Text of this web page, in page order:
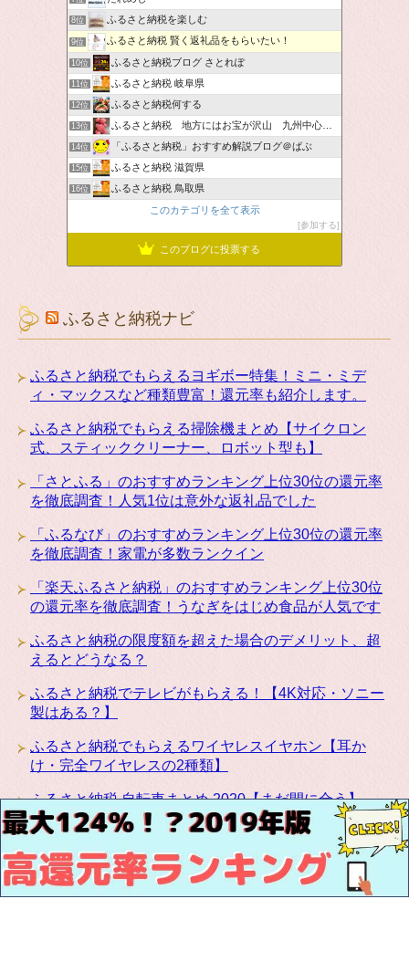
8位 ふるさと納税を楽しむ
9位 ふるさと納税 賢く返礼品をもらいたい！
10位 ふるさと納税ブログ さとれぽ
11位 ふるさと納税 岐阜県
12位 ふるさと納税何する
13位 ふるさと納税 地方にはお宝が沢山 九州中心です。
14位 「ふるさと納税」おすすめ解説ブログ＠ばぶ
15位 ふるさと納税 滋賀県
16位
ふるさと納税 鳥取県
このカテゴリを全て表示
参加する
このブログに投票する
ふるさと納税ナビ
ふるさと納税でもらえるヨギボー特集！ミニ・ミデ
ィ・マックスなど種類豊富！還元率も紹介します。
ふるさと納税でもらえる掃除機まとめ【サイクロン
式、スティッククリーナー、ロボット型も】
「さとふる」のおすすめランキング上位30位の還元率
を徹底調査！人気1位は意外な返礼品でした
「ふるなび」のおすすめランキング上位30位の還元率
を徹底調査！家電が多数ランクイン
「楽天ふるさと納税」のおすすめランキング上位30位
の還元率を徹底調査！うなぎをはじめ食品が人気です
ふるさと納税の限度額を超えた場合のデメリット、超
えるとどうなる？
ふるさと納税でテレビがもらえる！【4K対応・ソニー
製はある？】
ふるさと納税でもらえるワイヤレスイヤホン【耳か
け・完全ワイヤレスの2種類】
ふるさと納税 自転車まとめ 2020【まだ間に合う】
ふるさと納税にカリモクの高級家具が登場！椅子・テ
ーブル・ベッドなど種類豊富です